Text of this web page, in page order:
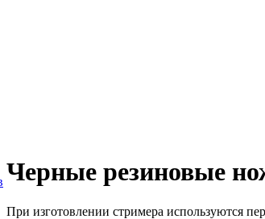
Черные резиновые
При изготовлении стримера используются